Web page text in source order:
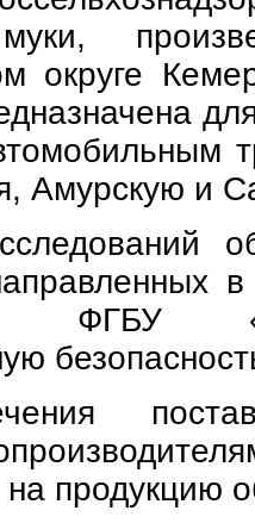
округе
Амурскую и
ФГБУ
на продукцию